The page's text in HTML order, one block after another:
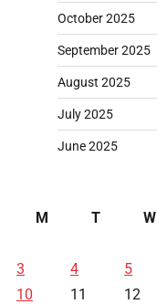
October 2025
September 2025
August 2025
July 2025
June 2025
M
T W
3
4 5
10
11 12